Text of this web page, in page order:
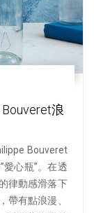
浪
Bouveret
心瓶”。在透
律動感滑落下
帶有點浪漫、